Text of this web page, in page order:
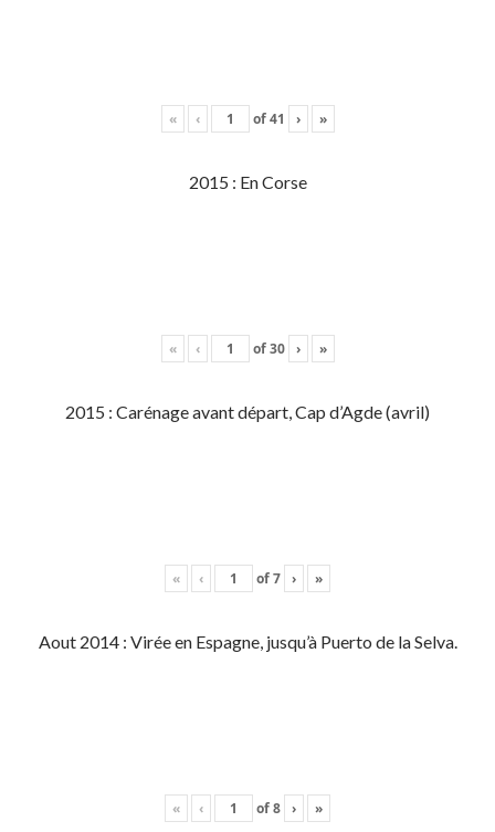
« ‹ of41 › »
2015 : En Corse
« ‹ of30 › »
2015 : Carénage avant départ, Cap d’Agde (avril)
« ‹ of7 › »
Aout 2014 : Virée en Espagne, jusqu’à Puerto de la Selva.
« ‹ of8 › »